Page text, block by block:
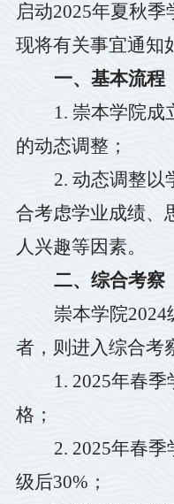
启动2025年夏秋季
现将有关事宜通知
一、基本流程
1. 崇本学院成
的动态调整；
2. 动态调整以
合考虑学业成绩、
人兴趣等因素。
二、综合考察
崇本学院2024
者，则进入综合考
1. 2025年春季
格；
2. 2025年春季
级后30% ；